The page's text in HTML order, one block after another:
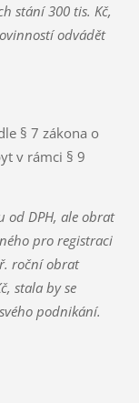
stání 300 tis. Kč,
odvádět
§ 7 zákona o
v rámci § 9
od DPH, ale obrat
pro registraci
roční obrat
stala by se
podnikání.